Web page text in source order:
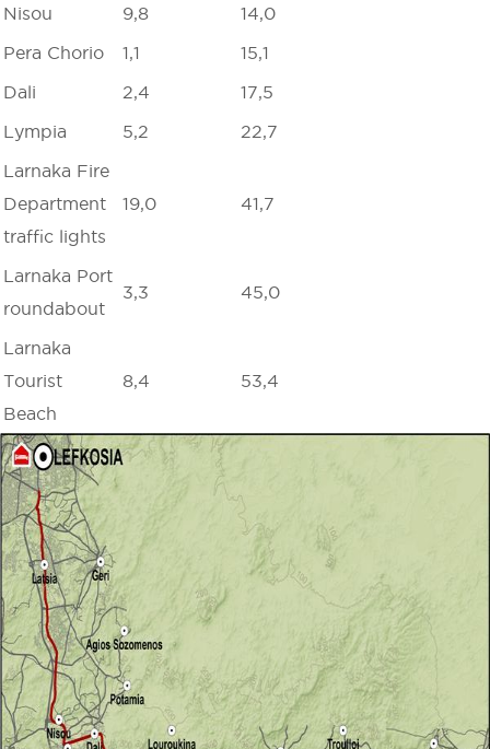
Nisou 9,8
14,0
Pera Chorio
1,1
15,1
Dali
2,4
17,5
Lympia
5,2
22,7
Larnaka Fire
Department
traffic lights
19,0 41,7
Larnaka Port
roundabout
3,3 45,0
Larnaka
Tourist
Beach
8,4 53,4